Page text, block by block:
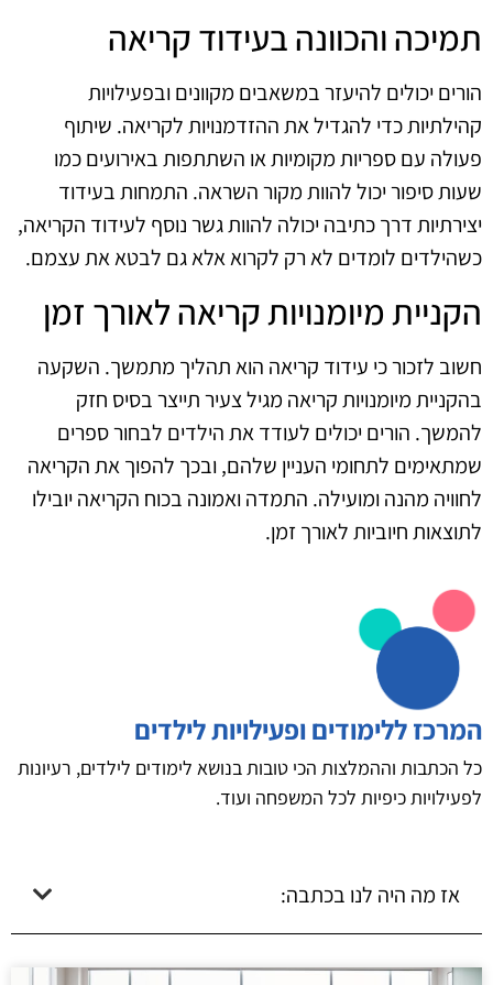
תמיכה והכוונה בעידוד קריאה
הורים יכולים להיעזר במשאבים מקוונים ובפעילויות
קהילתיות כדי להגדיל את ההזדמנויות לקריאה. שיתוף
פעולה עם ספריות מקומיות או השתתפות באירועים כמו
שעות סיפור יכול להוות מקור השראה. התמחות בעידוד
יצירתיות דרך כתיבה יכולה להוות גשר נוסף לעידוד הקריאה,
כשהילדים לומדים לא רק לקרוא אלא גם לבטא את עצמם.
הקניית מיומנויות קריאה לאורך זמן
חשוב לזכור כי עידוד קריאה הוא תהליך מתמשך. השקעה
בהקניית מיומנויות קריאה מגיל צעיר תייצר בסיס חזק
להמשך. הורים יכולים לעודד את הילדים לבחור ספרים
שמתאימים לתחומי העניין שלהם, ובכך להפוך את הקריאה
לחוויה מהנה ומועילה. התמדה ואמונה בכוח הקריאה יובילו
לתוצאות חיוביות לאורך זמן.
המרכז ללימודים ופעילויות לילדים
כל הכתבות וההמלצות הכי טובות בנושא לימודים לילדים, רעיונות
לפעילויות כיפיות לכל המשפחה ועוד.
אז מה היה לנו בכתבה: